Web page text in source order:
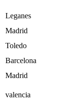
Leganes
Madrid
Toledo
Barcelona
Madrid
valencia